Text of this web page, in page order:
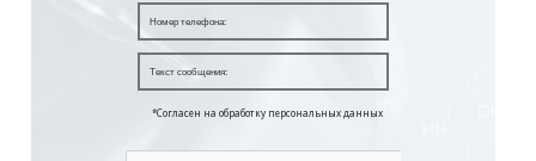
*Согласен на обработку персональных данных